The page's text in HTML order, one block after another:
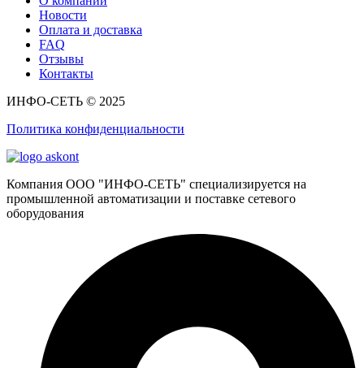
Новости
Оплата и доставка
FAQ
Отзывы
Контакты
ИНФО-СЕТЬ © 2025
Политика конфиденциальности
Компания ООО "ИНФО-СЕТЬ" специализируется на
промышленной автоматизации и поставке сетевого
оборудования